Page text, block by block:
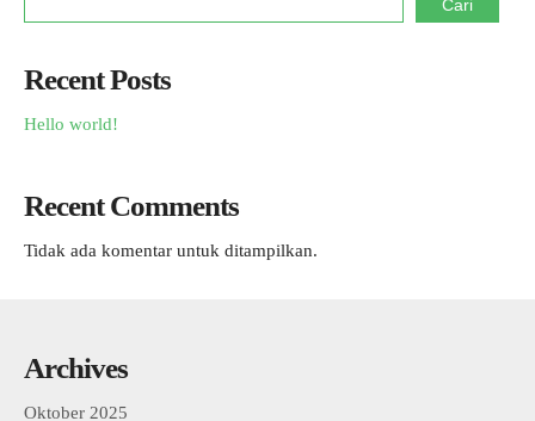
Cari
Recent Posts
Hello world!
Recent Comments
Tidak ada komentar untuk ditampilkan.
Archives
Oktober 2025